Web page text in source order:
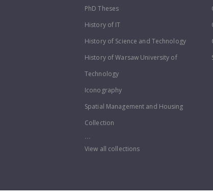
PhD Theses
History of IT
History of Science and Technology
History of Warsaw University of
Technology
Iconography
Spatial Management and Housing
Collection
...
View all collections